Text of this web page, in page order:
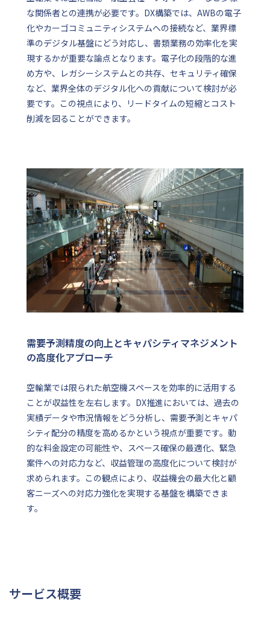
な関係者との連携が必要です。DX構築では、AWBの電子
化やカーゴコミュニティシステムへの接続など、業界標
準のデジタル基盤にどう対応し、書類業務の効率化を実
現するかが重要な論点となります。電子化の段階的な進
め方や、レガシーシステムとの共存、セキュリティ確保
など、業界全体のデジタル化への貢献について検討が必
要です。この視点により、リードタイムの短縮とコスト
削減を図ることができます。
需要予測精度の向上とキャパシティマネジメント
の高度化アプローチ
空輸業では限られた航空機スペースを効率的に活用する
ことが収益性を左右します。DX推進においては、過去の
実績データや市況情報をどう分析し、需要予測とキャパ
シティ配分の精度を高めるかという視点が重要です。動
的な料金設定の可能性や、スペース確保の最適化、緊急
案件への対応力など、収益管理の高度化について検討が
求められます。この観点により、収益機会の最大化と顧
客ニーズへの対応力強化を実現する基盤を構築できま
す。
サービス概要